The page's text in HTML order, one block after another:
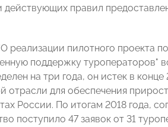
правил
реализации пилотного проекта
поддержку туроператоров"
на три года, он истек в
для обеспечения
России. По итогам 2018 года,
поступило 47 заявок от 31